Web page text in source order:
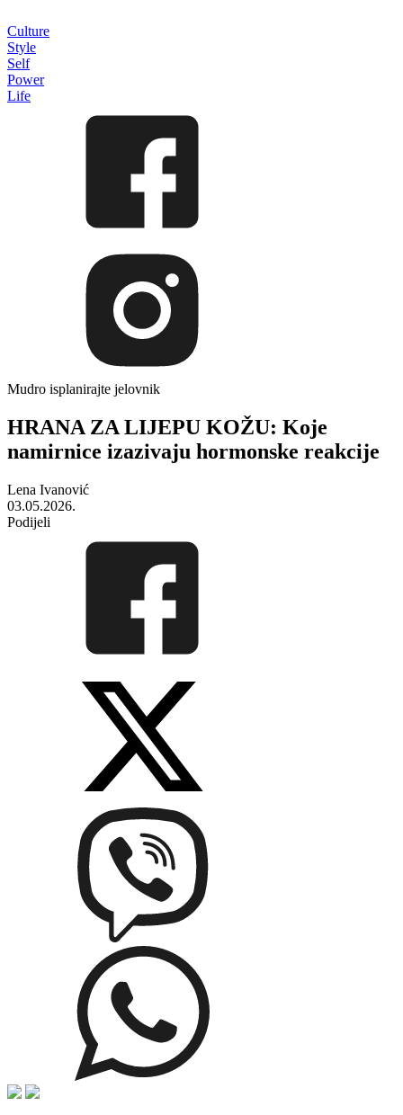
Culture
Style
Self
Power
Life
Mudro isplanirajte jelovnik
HRANA ZA LIJEPU KOŽU: Koje
namirnice izazivaju hormonske reakcije
Lena Ivanović
03.05.2026.
Podijeli